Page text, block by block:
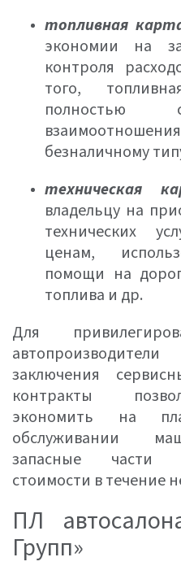
топливная
экономии на
контроля
того,
полностью
безналичному
техническая
владельцу на
технических
ценам,
помощи на
топлива и др.
Для
заключения
контракты
экономить на
обслуживании
запасные части
стоимости в течение
ПЛ
Групп»